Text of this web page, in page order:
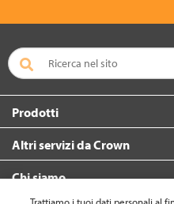
Prodotti
Altri servizi da Crown
Chi siamo